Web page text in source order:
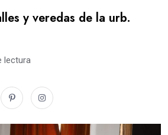
y veredas de la urb.
lectura